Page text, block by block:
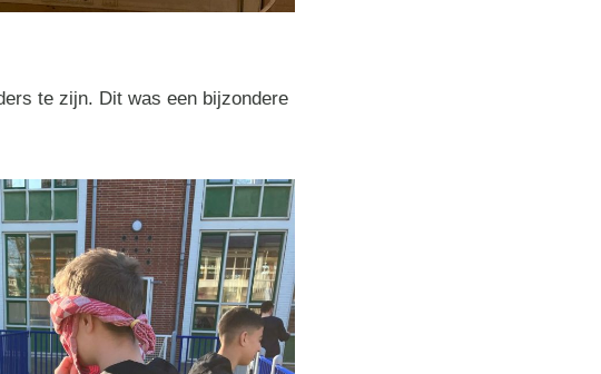
te zijn. Dit was een bijzondere